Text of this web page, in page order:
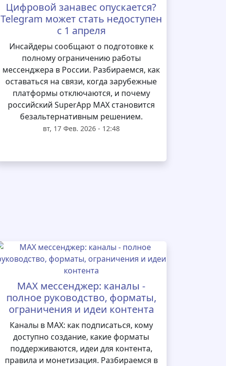
Цифровой занавес опускается?
Telegram может стать недоступен
с 1 апреля
Инсайдеры сообщают о подготовке к
полному ограничению работы
мессенджера в России. Разбираемся, как
оставаться на связи, когда зарубежные
платформы отключаются, и почему
российский SuperApp MAX становится
безальтернативным решением.
вт, 17 Фев. 2026 - 12:48
MAX мессенджер: каналы -
полное руководство, форматы,
ограничения и идеи контента
Каналы в MAX: как подписаться, кому
доступно создание, какие форматы
поддерживаются, идеи для контента,
правила и монетизация. Разбираемся в